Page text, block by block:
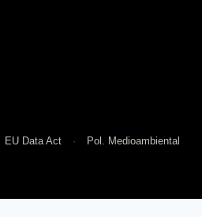
EU Data Act Pol. Medioambiental